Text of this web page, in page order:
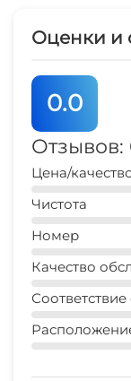
Оценки и
0.0
Отзывов:
Цена/
Чистота
Номер
Качество